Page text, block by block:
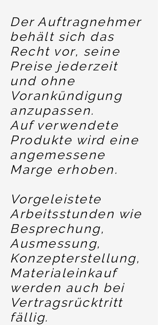
Der Auftragnehmer
behält sich das
Recht vor, seine
Preise jederzeit
und ohne
Vorankündigung
anzupassen.
Auf verwendete
Produkte wird eine
angemessene
Marge erhoben.
Vorgeleistete
Arbeitsstunden wie
Besprechung,
Ausmessung,
Konzepterstellung,
Materialeinkauf
werden auch bei
Vertragsrücktritt
fällig.